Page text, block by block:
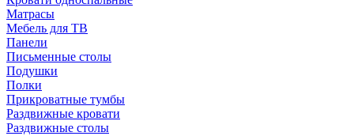
Матрасы
Мебель для ТВ
Панели
Письменные столы
Подушки
Полки
Прикроватные тумбы
Раздвижные кровати
Раздвижные столы